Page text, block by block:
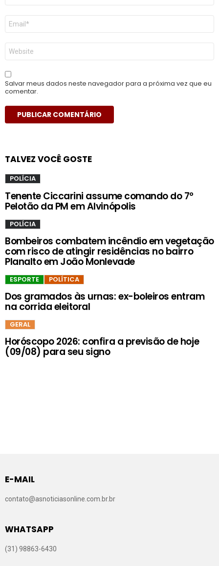
E-
mail
*
Site
Salvar meus dados neste navegador para a próxima vez que eu
comentar.
TALVEZ VOCÊ GOSTE
POLÍCIA
Tenente Ciccarini assume comando do 7º
Pelotão da PM em Alvinópolis
POLÍCIA
Bombeiros combatem incêndio em vegetação
com risco de atingir residências no bairro
Planalto em João Monlevade
ESPORTE POLÍTICA
Dos gramados às urnas: ex-boleiros entram
na corrida eleitoral
GERAL
Horóscopo 2026: confira a previsão de hoje
(09/08) para seu signo
E-MAIL
contato@asnoticiasonline.com.br.br
WHATSAPP
(31) 98863-6430